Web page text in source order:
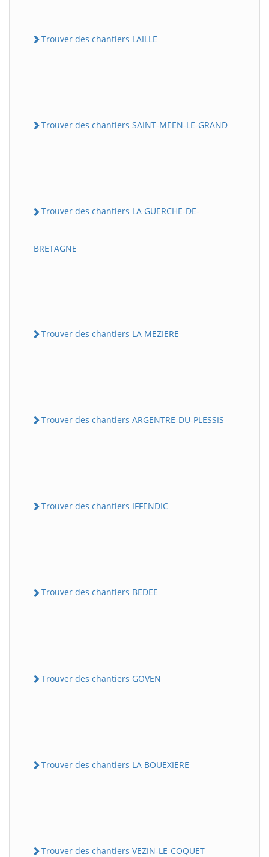
Trouver des chantiers LAILLE
Trouver des chantiers SAINT-MEEN-LE-GRAND
Trouver des chantiers LA GUERCHE-DE-
BRETAGNE
Trouver des chantiers LA MEZIERE
Trouver des chantiers ARGENTRE-DU-PLESSIS
Trouver des chantiers IFFENDIC
Trouver des chantiers BEDEE
Trouver des chantiers GOVEN
Trouver des chantiers LA BOUEXIERE
Trouver des chantiers VEZIN-LE-COQUET